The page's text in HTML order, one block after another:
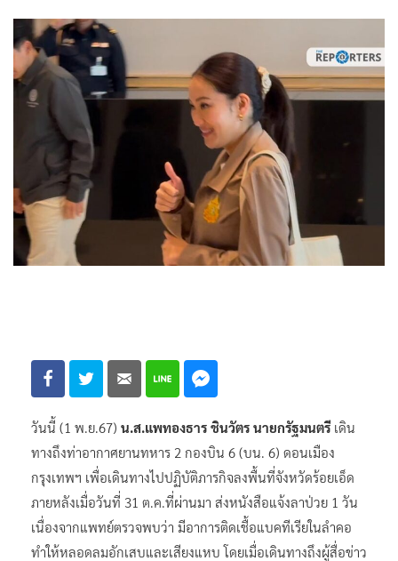
วันนี้ (1 พ.ย.67) น.ส.แพทองธาร ชินวัตร นายกรัฐมนตรี เดิน
ทางถึงท่าอากาศยานทหาร 2 กองบิน 6 (บน. 6) ดอนเมือง
กรุงเทพฯ เพื่อเดินทางไปปฏิบัติภารกิจลงพื้นที่จังหวัดร้อยเอ็ด
ภายหลังเมื่อวันที่ 31 ต.ค.ที่ผ่านมา ส่งหนังสือแจ้งลาป่วย 1 วัน
เนื่องจากแพทย์ตรวจพบว่า มีอาการติดเชื้อแบคทีเรียในลำคอ
ทำให้หลอดลมอักเสบและเสียงแหบ โดยเมื่อเดินทางถึงผู้สื่อข่าว